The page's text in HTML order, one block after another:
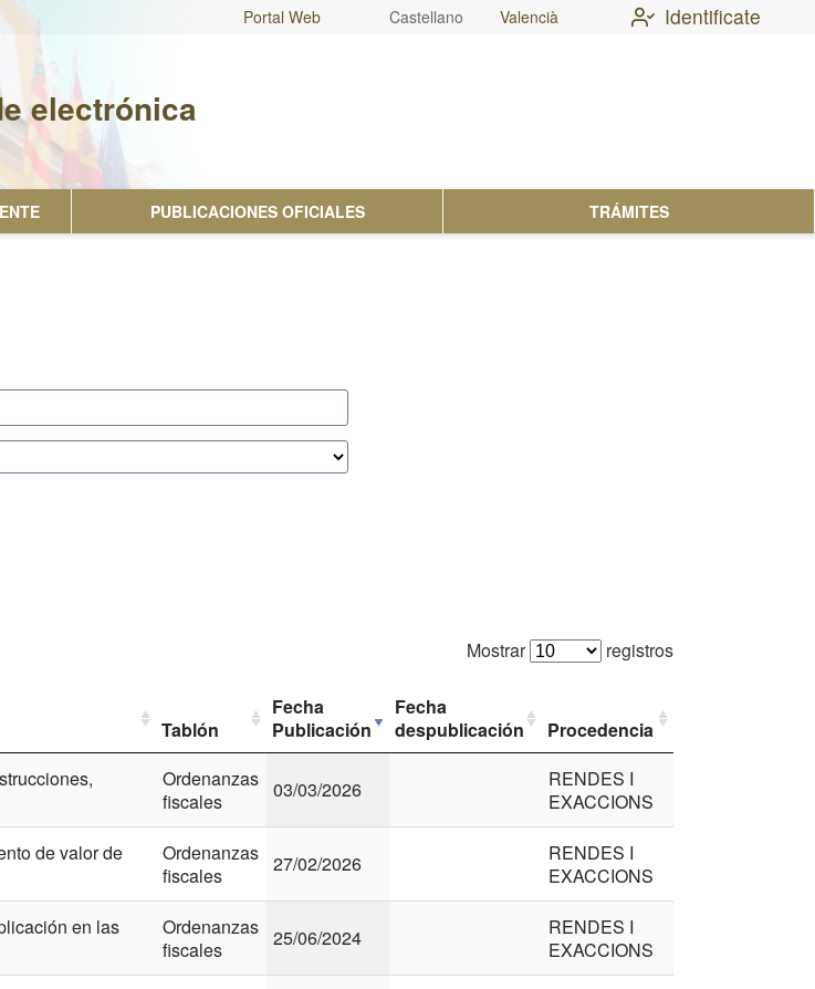
Portal Web Castellano Valencià Identificate
electrónica
No hay subtitulo
PUBLICACIONES OFICIALES TRÁMITES
Mostrar registros
Tablón
Fecha
Publicación
Fecha
despublicación
Procedencia
Ordenanzas
fiscales
03/03/2026
RENDES I
EXACCIONS
de valor de
Ordenanzas
fiscales
27/02/2026
RENDES I
EXACCIONS
en las
Ordenanzas
fiscales
25/06/2024
RENDES I
EXACCIONS